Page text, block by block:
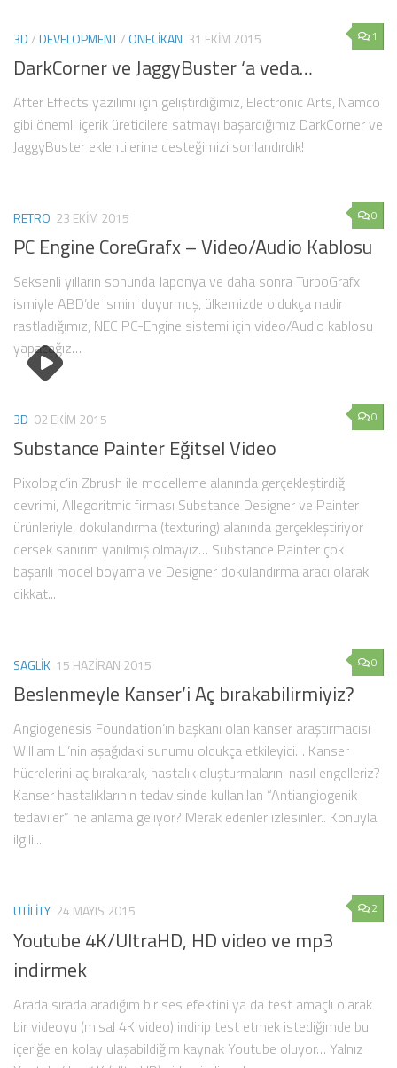
1
3D/DEVELOPMENT/ ONECIKAN 31 EKIM 2015
DarkCorner ve JaggyBuster ‘a veda…
After Effects yazılımı için geliştirdiğimiz, Electronic Arts, Namco
gibi önemli içerik üreticilere satmayı başardığımız DarkCorner ve
JaggyBuster eklentilerine desteğimizi sonlandırdık!
0
RETRO 23 EKIM 2015
PC Engine CoreGrafx – Video/Audio Kablosu
Seksenli yılların sonunda Japonya ve daha sonra TurboGrafx
ismiyle ABD’de ismini duyurmuş, ülkemizde oldukça nadir
rastladığımız, NEC PC-Engine sistemi için video/Audio kablosu
yapacağız…
0
3D 02 EKIM 2015
Substance Painter Eğitsel Video
Pixologic’in Zbrush ile modelleme alanında gerçekleştirdiği
devrimi, Allegoritmic firması Substance Designer ve Painter
ürünleriyle, dokulandırma (texturing) alanında gerçekleştiriyor
dersek sanırım yanılmış olmayız… Substance Painter çok
başarılı model boyama ve Designer dokulandırma aracı olarak
dikkat...
0
SAGLIK 15 HAZIRAN 2015
Beslenmeyle Kanser’i Aç bırakabilirmiyiz?
Angiogenesis Foundation’ın başkanı olan kanser araştırmacısı
William Li’nin aşağıdaki sunumu oldukça etkileyici… Kanser
hücrelerini aç bırakarak, hastalık oluşturmalarını nasıl engelleriz?
Kanser hastalıklarının tedavisinde kullanılan “Antiangiogenik
tedaviler” ne anlama geliyor? Merak edenler izlesinler.. Konuyla
ilgili...
2
UTILITY 24 MAYIS 2015
Youtube 4K/UltraHD, HD video ve mp3
indirmek
Arada sırada aradığım bir ses efektini ya da test amaçlı olarak
bir videoyu (misal 4K video) indirip test etmek istediğimde bu
içeriğe en kolay ulaşabildiğim kaynak Youtube oluyor… Yalnız